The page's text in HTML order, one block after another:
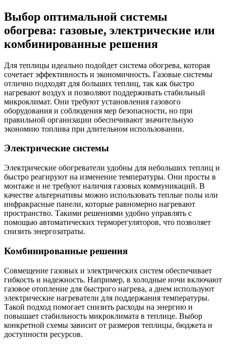
Выбор оптимальной системы
обогрева: газовые, электрические или
комбинированные решения
Для теплицы идеально подойдет система обогрева, которая
сочетает эффективность и экономичность. Газовые системы
отлично подходят для больших теплиц, так как быстро
нагревают воздух и позволяют поддерживать стабильный
микроклимат. Они требуют установления газового
оборудования и соблюдения мер безопасности, но при
правильной организации обеспечивают значительную
экономию топлива при длительном использовании.
Электрические системы
Электрические обогреватели удобны для небольших теплиц и
быстро реагируют на изменение температуры. Они просты в
монтаже и не требуют наличия газовых коммуникаций. В
качестве альтернативы можно использовать теплые полы или
инфракрасные панели, которые равномерно нагревают
пространство. Такими решениями удобно управлять с
помощью автоматических терморегуляторов, что позволяет
снизить энергозатраты.
Комбинированные решения
Совмещение газовых и электрических систем обеспечивает
гибкость и надежность. Например, в холодные ночи включают
газовое отопление для быстрого нагрева, а днем используют
электрические нагреватели для поддержания температуры.
Такой подход помогает снизить расходы на энергию и
повышает стабильность микроклимата в теплице. Выбор
конкретной схемы зависит от размеров теплицы, бюджета и
доступности ресурсов.